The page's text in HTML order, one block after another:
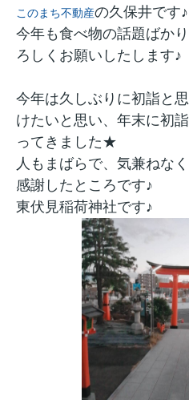
このまち不動産の久保井です♪
今年も食べ物の話題ばか
ろしくお願いしたします♪
今年は久しぶりに初詣と
けたいと思い、年末に初
ってきました★
人もまばらで、気兼ねな
感謝したところです♪
東伏見稲荷神社です♪